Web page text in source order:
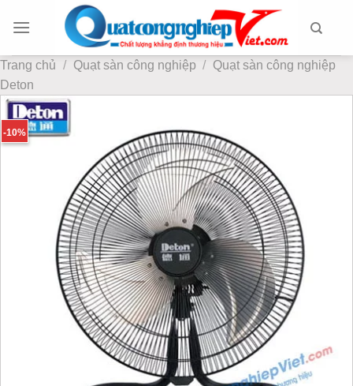
đến
dung
Trang chủ / Quạt sàn công nghiệp / Quạt sàn công nghiệp
Deton
-10%